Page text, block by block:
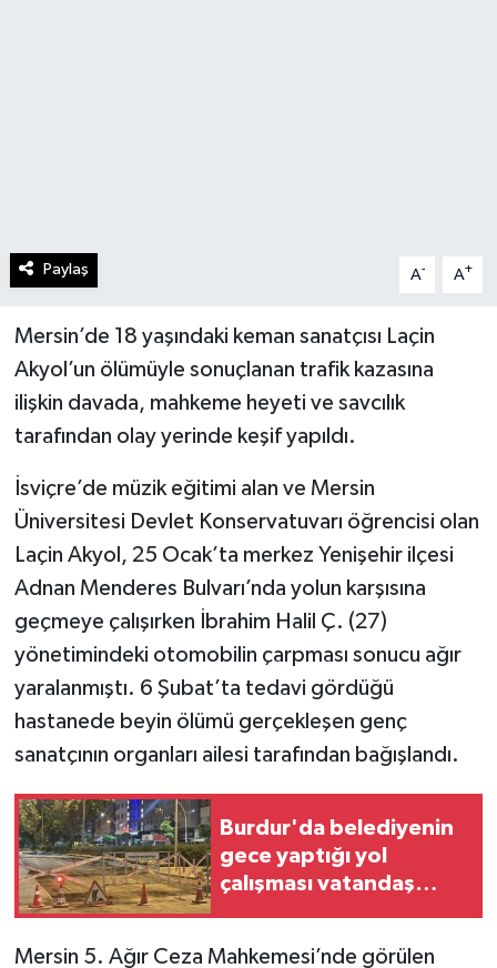
Paylaş A- A+
Mersin’de 18 yaşındaki keman sanatçısı Laçin
Akyol’un ölümüyle sonuçlanan trafik kazasına
ilişkin davada, mahkeme heyeti ve savcılık
tarafından olay yerinde keşif yapıldı.
İsviçre’de müzik eğitimi alan ve Mersin
Üniversitesi Devlet Konservatuvarı öğrencisi olan
Laçin Akyol, 25 Ocak’ta merkez Yenişehir ilçesi
Adnan Menderes Bulvarı’nda yolun karşısına
geçmeye çalışırken İbrahim Halil Ç. (27)
yönetimindeki otomobilin çarpması sonucu ağır
yaralanmıştı. 6 Şubat’ta tedavi gördüğü
hastanede beyin ölümü gerçekleşen genç
sanatçının organları ailesi tarafından bağışlandı.
Burdur'da belediyenin
gece yaptığı yol
çalışması vatandaş
Mersin 5. Ağır Ceza Mahkemesi’nde görülen